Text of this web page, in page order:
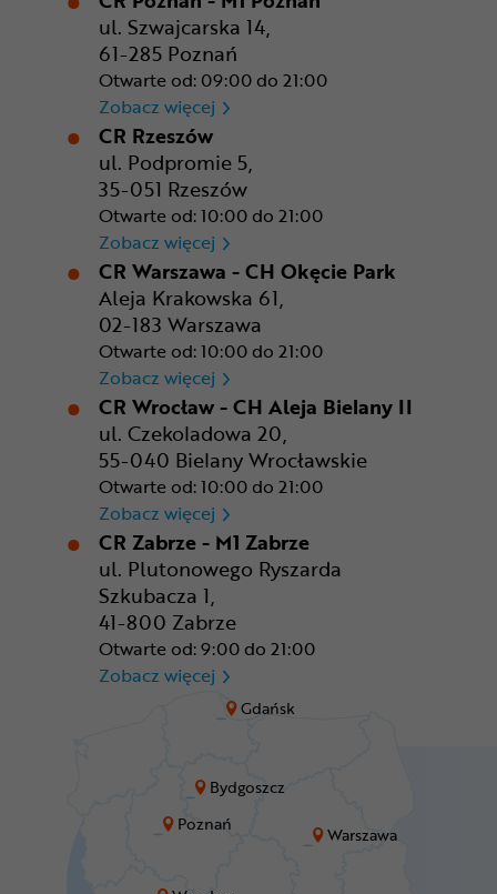
Bydgoszcz
Gdańsk
Poznań Warszawa
ul. Szwajcarska 14,
61-285 Poznań
Otwarte od: 09:00 do 21:00
Zobacz więcej CR Poznań - M1 Poznań
CR Rzeszów
ul. Podpromie 5,
35-051 Rzeszów
Otwarte od: 10:00 do 21:00
Zobacz więcej CR Rzeszów
CR Warszawa - CH Okęcie Park
Aleja Krakowska 61,
02-183 Warszawa
Otwarte od: 10:00 do 21:00
Zobacz więcej CR Warszawa - CH Okęcie
CR Wrocław - CH Aleja Bielany II
ul. Czekoladowa 20,
55-040 Bielany Wrocławskie
Otwarte od: 10:00 do 21:00
Zobacz więcej CR Wrocław - CH Aleja
CR Zabrze - M1 Zabrze
ul. Plutonowego Ryszarda
Szkubacza 1,
41-800 Zabrze
Otwarte od: 9:00 do 21:00
Zobacz więcej CR Zabrze - M1 Zabrze